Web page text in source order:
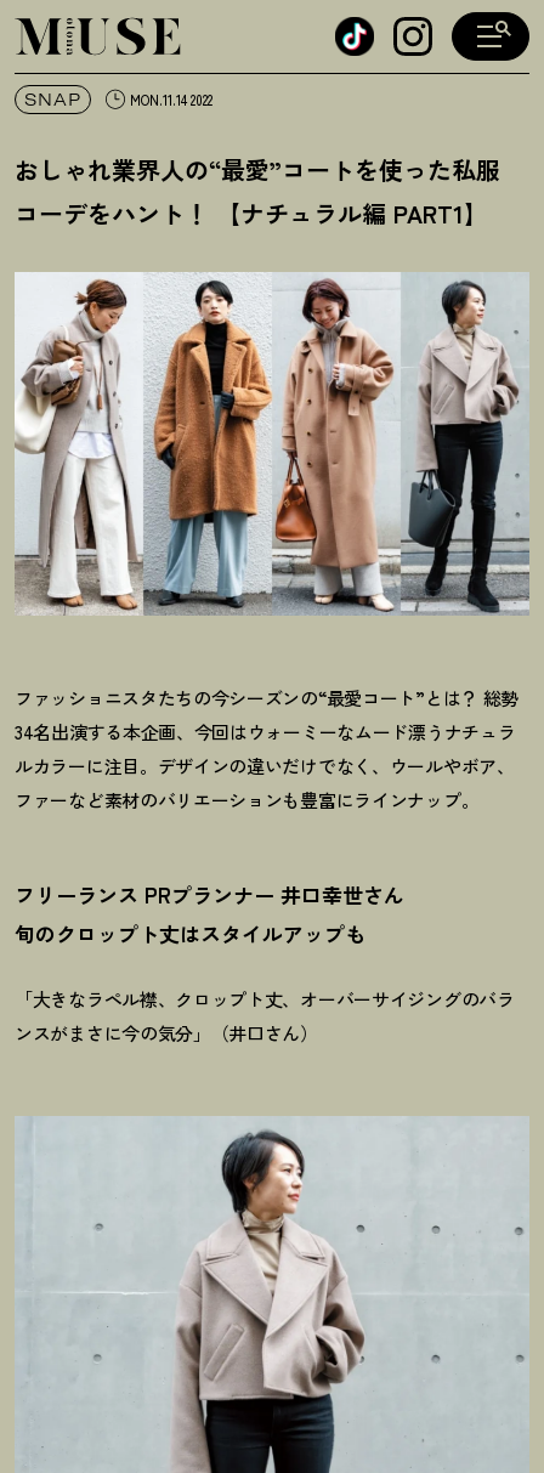
オトナミューズ ウェブ
SNAP MON.11.14 2022
おしゃれ業界人の“最愛”コートを使った私服
コーデをハント ！ 【ナチュラル編 PART1】
ファッショニスタたちの今シーズンの“最愛コート”とは？ 総勢
34名出演する本企画、今回はウォーミーなムード漂うナチュラ
ルカラーに注目。デザインの違いだけでなく、ウールやボア、
ファーなど素材のバリエーションも豊富にラインナップ。
フリーランス PRプランナー 井口幸世さん
旬のクロップト丈はスタイルアップも
「大きなラペル襟、クロップト丈、オーバーサイジングのバラ
ンスがまさに今の気分」（井口さん）